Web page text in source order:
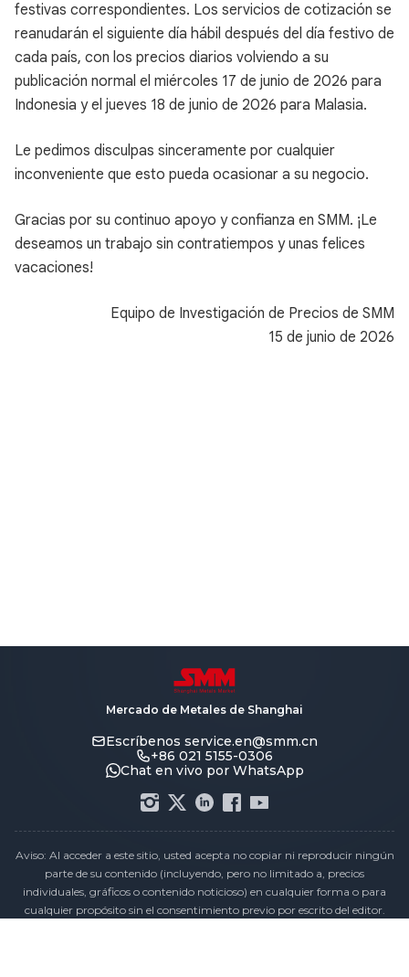
festivas correspondientes. Los servicios de cotización se
reanudarán el siguiente día hábil después del día festivo de
cada país, con los precios diarios volviendo a su
publicación normal el miércoles 17 de junio de 2026 para
Indonesia y el jueves 18 de junio de 2026 para Malasia.
Le pedimos disculpas sinceramente por cualquier
inconveniente que esto pueda ocasionar a su negocio.
Gracias por su continuo apoyo y confianza en SMM. ¡Le
deseamos un trabajo sin contratiempos y unas felices
vacaciones!
Equipo de Investigación de Precios de SMM
15 de junio de 2026
Mercado de Metales de Shanghai
Escríbenos service.en@smm.cn
+86 021 5155-0306
Chat en vivo por WhatsApp
Aviso: Al acceder a este sitio, usted acepta no copiar ni reproducir ningún
parte de su contenido (incluyendo, pero no limitado a, precios
individuales, gráficos o contenido noticioso) en cualquier forma o para
cualquier propósito sin el consentimiento previo por escrito del editor.